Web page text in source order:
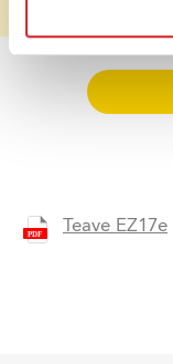
Teave EZ17e